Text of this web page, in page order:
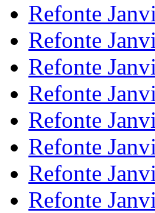
Refonte
Refonte
Refonte
Refonte
Refonte
Refonte
Refonte
Refonte